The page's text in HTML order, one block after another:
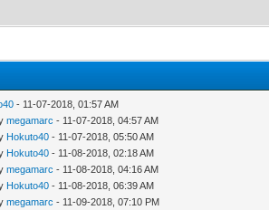
- 11-07-2018, 01:57 AM
megamarc - 11-07-2018, 04:57 AM
Hokuto40 - 11-07-2018, 05:50 AM
Hokuto40 - 11-08-2018, 02:18 AM
megamarc - 11-08-2018, 04:16 AM
Hokuto40 - 11-08-2018, 06:39 AM
megamarc - 11-09-2018, 07:10 PM